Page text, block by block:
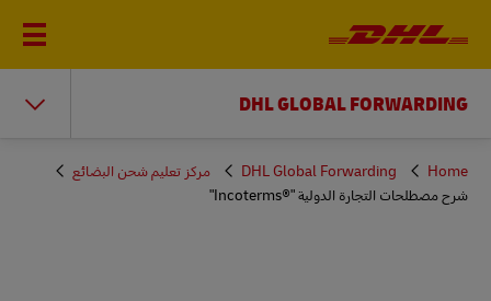
DHL GLOBAL FORWARDING
You
are
here
Home
DHL Global Forwarding
مركز تعليم شحن البضائع
شرح مصطلحات التجارة الدولية "Incoterms®‎"